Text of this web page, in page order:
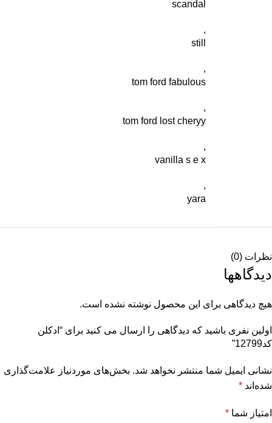
scandal
,
still
,
tom ford fabulous
,
tom ford lost cheryy
,
vanilla s e x
,
yara
نظرات (0)
دیدگاهها
هیچ دیدگاهی برای این محصول نوشته نشده است.
اولین نفری باشید که دیدگاهی را ارسال می کنید برای “ادکلن
کد12799”
نشانی ایمیل شما منتشر نخواهد شد. بخش‌های موردنیاز علامت‌گذاری
شده‌اند *
امتیاز شما *